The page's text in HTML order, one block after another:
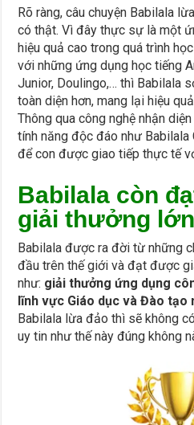
Rõ ràng, câu chuyện Babilala
có thật. Vì đây thực sự là một
hiệu quả cao trong quá trình
với những ứng dụng học tiếng
Junior, Doulingo,… thì Babilala
toàn diện hơn, mang lại hiệu
Thông qua công nghệ nhận
tính năng độc đáo như
để con được giao tiếp thực tế
Babilala còn
giải thưởng lớn
Babilala được ra đời từ những
đầu trên thế giới và đạt được
như: giải thưởng ứng dụng
lĩnh vực Giáo dục và Đào tạo
Babilala lừa đảo thì sẽ không
uy tin như thế này đúng không